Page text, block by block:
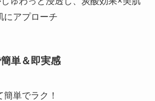
にアプローチ
簡単＆即実感
単でラク！